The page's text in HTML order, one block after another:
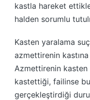
kastla hareket
halden sorumlu
Kasten yaralama
azmettirenin kastına
Azmettirenin
kastettiği, failinse bu
gerçekleştirdiği